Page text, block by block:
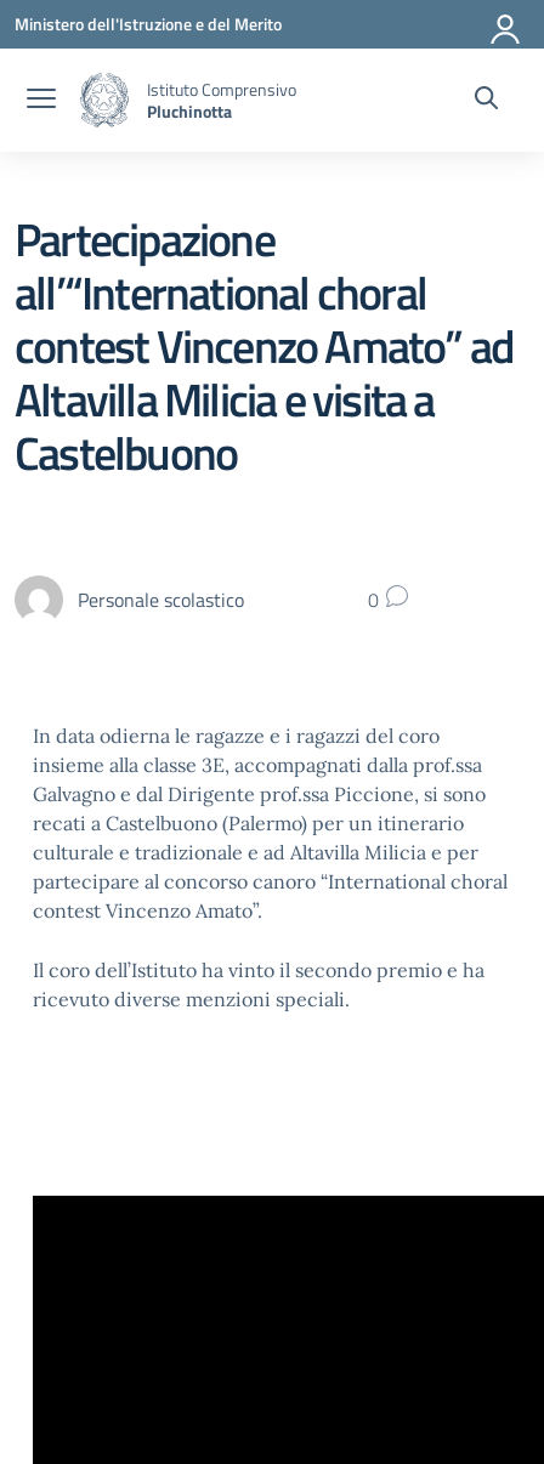
Vai ai contenuti
Vai al menu di navigazione
Vai al footer
Ministero dell'Istruzione e del Merito
Istituto Comprensivo
Pluchinotta
Partecipazione
all’“International choral
contest Vincenzo Amato” ad
Altavilla Milicia e visita a
Castelbuono
Personale scolastico 0
In data odierna le ragazze e i ragazzi del coro
insieme alla classe 3E, accompagnati dalla prof.ssa
Galvagno e dal Dirigente prof.ssa Piccione, si sono
recati a Castelbuono (Palermo) per un itinerario
culturale e tradizionale e ad Altavilla Milicia e per
partecipare al concorso canoro “International choral
contest Vincenzo Amato”.
Il coro dell’Istituto ha vinto il secondo premio e ha
ricevuto diverse menzioni speciali.